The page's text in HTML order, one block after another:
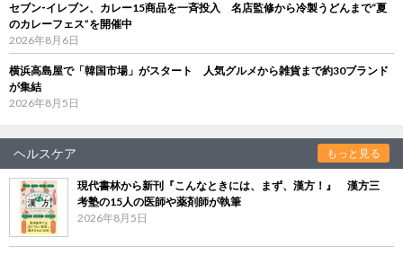
セブン‐イレブン、カレー15商品を一斉投入 名店監修から冷製うどんまで“夏
のカレーフェス”を開催中
2026年8月6日
横浜高島屋で「韓国市場」がスタート 人気グルメから雑貨まで約30ブランド
が集結
2026年8月5日
ヘルスケア もっと見る
現代書林から新刊『こんなときには、まず、漢方！』 漢方三
考塾の15人の医師や薬剤師が執筆
2026年8月5日